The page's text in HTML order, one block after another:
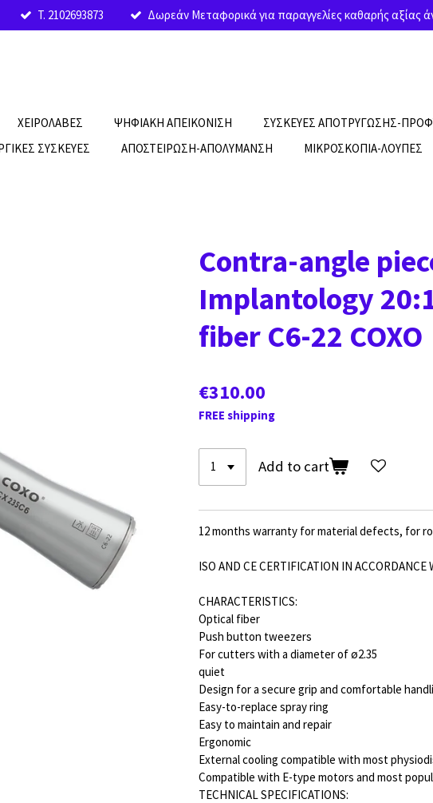
T. 2102693873 Δωρεάν Μεταφορικά για παραγγελίες καθαρής αξίας
ΧΕΙΡΟΛΑΒΕΣ ΨΗΦΙΑΚΗ ΑΠΕΙΚΟΝΙΣΗ
ΣΥΣΚΕΥΕΣ ΑΠΟΤΡΥΓΩΣΗΣ-
ΣΥΣΚΕΥΕΣ ΑΠΟΣΤΕΙΡΩΣΗ-ΑΠΟΛΥΜΑΝΣΗ ΜΙΚΡΟΣΚΟΠΙΑ-ΛΟΥΠΕΣ
Contra-angle
Implantology
fiber C6-22 COXO
€310.00
FREE shipping
Add to cart
12 months warranty for material defects, for
ISO AND CE CERTIFICATION IN
CHARACTERISTICS:
Optical fiber
Push button tweezers
For cutters with a diameter of ø2.35
quiet
Design for a secure grip and comfortable
Easy-to-replace spray ring
Easy to maintain and repair
Ergonomic
External cooling compatible with most
Compatible with E-type motors and most
TECHNICAL SPECIFICATIONS: